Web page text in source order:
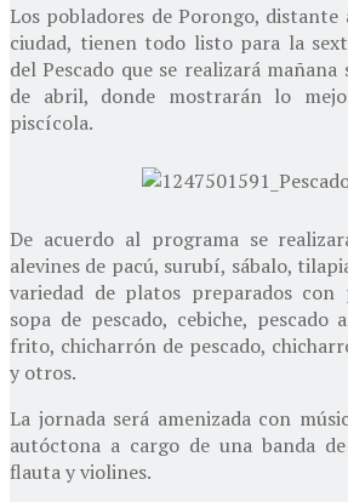
Los pobladores de Porongo,
ciudad, tienen todo listo para la
del Pescado que se realizará
de abril, donde mostrarán lo
piscícola.
De acuerdo al programa se
alevines de pacú, surubí, sábalo,
variedad de platos preparados con
sopa de pescado, cebiche, pescado
frito, chicharrón de pescado,
y otros.
La jornada será amenizada con
autóctona a cargo de una banda
flauta y violines.